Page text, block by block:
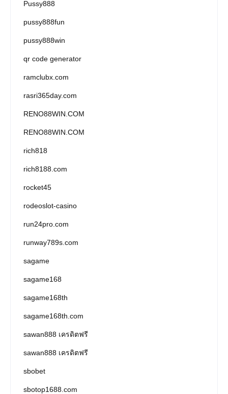
Pussy888
pussy888fun
pussy888win
qr code generator
ramclubx.com
rasri365day.com
RENO88WIN.COM
RENO88WIN.COM
rich818
rich8188.com
rocket45
rodeoslot-casino
run24pro.com
runway789s.com
sagame
sagame168
sagame168th
sagame168th.com
sawan888 เครดิตฟรี
sawan888 เครดิตฟรี
sbobet
sbotop1688.com